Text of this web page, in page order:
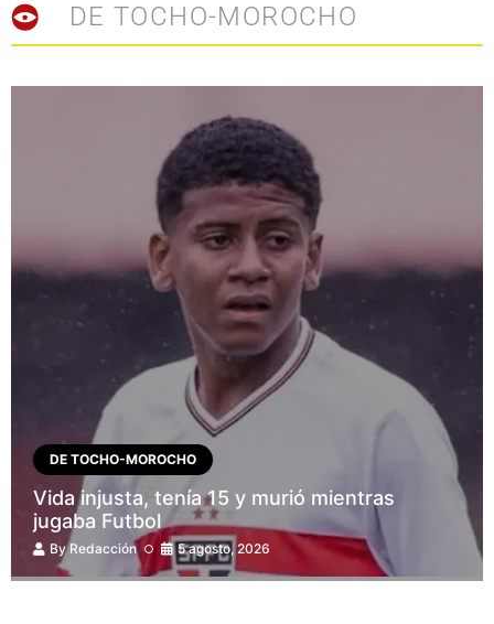
DE TOCHO-MOROCHO
DE TOCHO-MOROCHO
Vida injusta, tenía 15 y murió mientras
jugaba Futbol
ByRedacción 5 agosto, 2026